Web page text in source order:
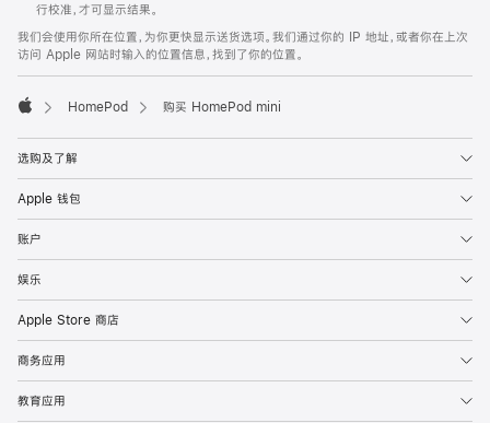
行校准，才可显示结果。
我们会使用你所在位置，为你更快显示送货选项。我们通过你的 IP 地址，或者你在上次
访问 Apple 网站时输入的位置信息，找到了你的位置。
HomePod 购买 HomePod mini
选购及了解
Apple 钱包
账户
娱乐
Apple Store 商店
商务应用
教育应用